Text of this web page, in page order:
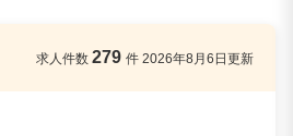
求人件数 279 件 2026年8月6日 更新